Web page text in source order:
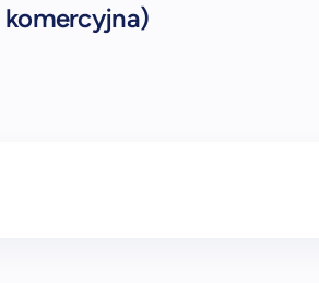
komercyjna)